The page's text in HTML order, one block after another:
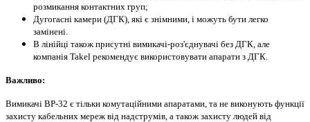
розмикання контактних груп;
Дугогасні камери (ДГК), які є знімними, і можуть бути легко
замінені.
В лінійці також присутні вимикачі-роз'єднувачі без ДГК, але
компанія Takel рекомендує використовувати апарати з ДГК.
Важливо:
Вимикачі ВР-32 є тільки комутаційними апаратами, та не виконують функції
захисту кабельних мереж від надструмів, а також захисту людей від